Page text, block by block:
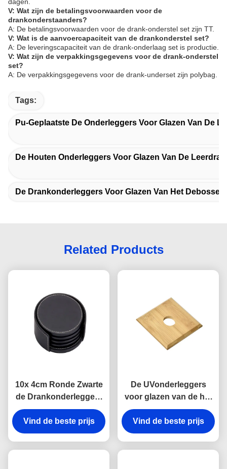
V: Wat zijn de betalingsvoorwaarden voor de
drankonderstaanders?
A: De betalingsvoorwaarden voor de drank-onderstel set zijn TT.
V: Wat is de aanvoercapaciteit van de drankonderstel set?
A: De leveringscapaciteit van de drank-onderlaag set is productie.
V: Wat zijn de verpakkingsgegevens voor de drank-onderstel
set?
A: De verpakkingsgegevens voor de drank-underset zijn polybag.
Tags:
Pu-Geplaatste De Onderleggers Voor Glazen Van De
De Houten Onderleggers Voor Glazen Van De
De Drankonderleggers Voor Glazen Van Het
Related Products
10x 4cm Ronde Zwarte
de Drankonderleggers
voor glazen van de
Leeronderleggers voor
glazen Aangepaste Kop
Vind de beste prijs
De UVonderleggers
voor glazen van de het
Bamboedrank van Druk
Vierkante Houten
Onderleggers voor
Vind de beste prijs